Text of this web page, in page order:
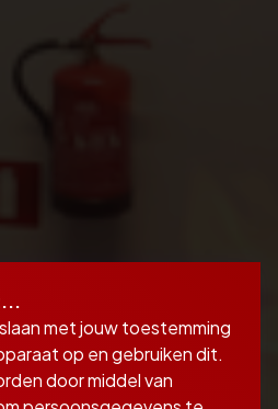
met jouw toestemming
op en gebruiken dit.
door middel van